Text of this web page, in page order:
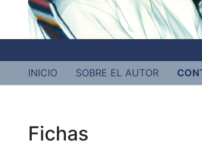
INICIO SOBRE EL AUTOR
Fichas